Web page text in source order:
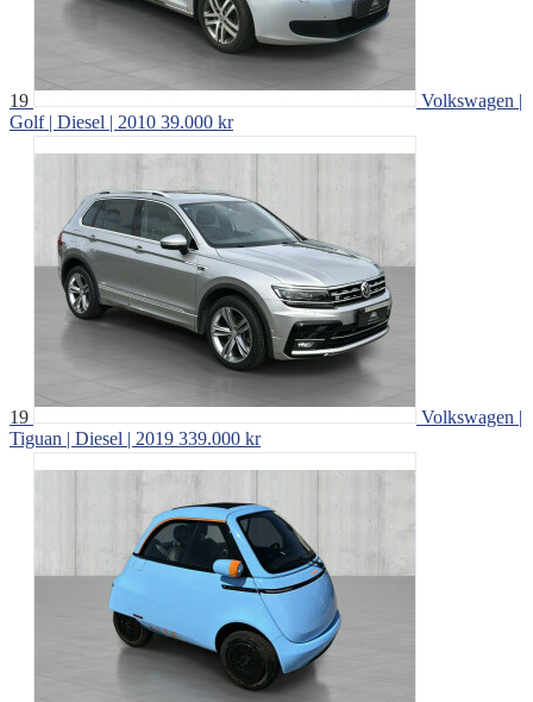
19
Volkswagen |
Golf | Diesel | 2010 39.000 kr
19
Volkswagen |
Tiguan | Diesel | 2019 339.000 kr